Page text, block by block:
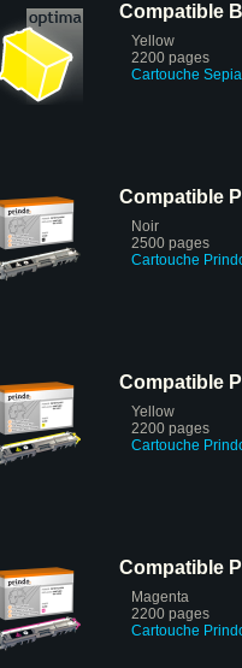
Compatible
Yellow
2200 pages
Cartouche Sepia
Compatible
Noir
2500 pages
Cartouche
Compatible
Yellow
2200 pages
Cartouche
Compatible
Magenta
2200 pages
Cartouche